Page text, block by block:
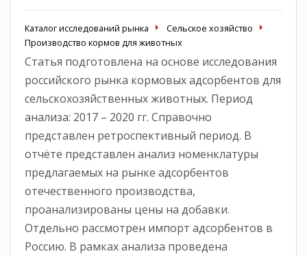
Каталог исследований рынка
Сельское хозяйство
Производство кормов для животных
Статья подготовлена на основе исследования
российского рынка кормовых адсорбентов для
сельскохозяйственных животных. Период
анализа: 2017 – 2020 гг. Справочно
представлен ретроспективный период. В
отчёте представлен анализ номенклатуры
предлагаемых на рынке адсорбентов
отечественного производства,
проанализированы цены на добавки.
Отдельно рассмотрен импорт адсорбентов в
Россию. В рамках анализа проведена